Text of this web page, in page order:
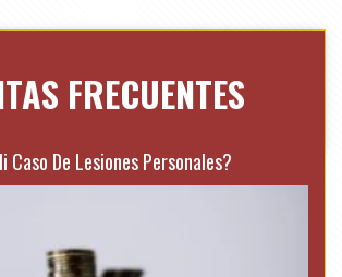
FRECUENTES
Caso De Lesiones Personales?